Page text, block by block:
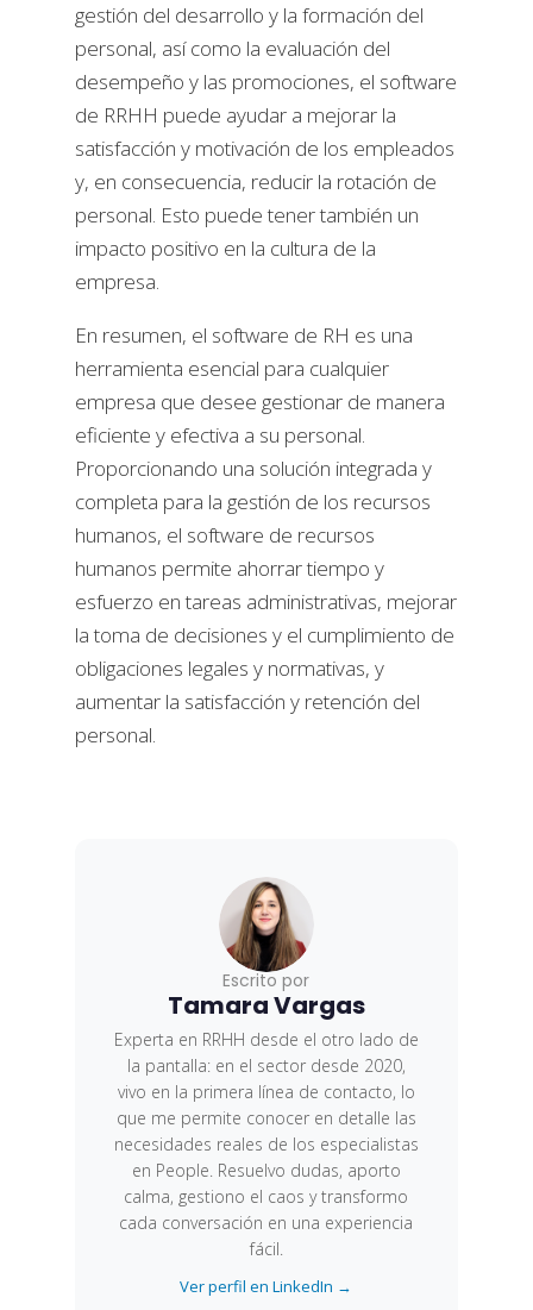
gestión del desarrollo y la formación del
personal, así como la evaluación del
desempeño y las promociones, el software
de RRHH puede ayudar a mejorar la
satisfacción y motivación de los empleados
y, en consecuencia, reducir la rotación de
personal. Esto puede tener también un
impacto positivo en la cultura de la
empresa.
En resumen, el software de RH es una
herramienta esencial para cualquier
empresa que desee gestionar de manera
eficiente y efectiva a su personal.
Proporcionando una solución integrada y
completa para la gestión de los recursos
humanos, el software de recursos
humanos permite ahorrar tiempo y
esfuerzo en tareas administrativas, mejorar
la toma de decisiones y el cumplimiento de
obligaciones legales y normativas, y
aumentar la satisfacción y retención del
personal.
Escrito por
Tamara Vargas
Experta en RRHH desde el otro lado de
la pantalla: en el sector desde 2020,
vivo en la primera línea de contacto, lo
que me permite conocer en detalle las
necesidades reales de los especialistas
en People. Resuelvo dudas, aporto
calma, gestiono el caos y transformo
cada conversación en una experiencia
fácil.
Ver perfil en LinkedIn →